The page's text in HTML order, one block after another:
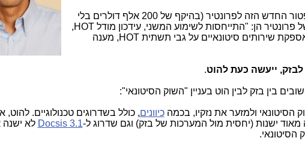
כעת נחשוף מה עומד מאחורי הפטור החדש הזה לפרונטיר (בהיקף של 200 אלף דולרים בלי
מע"מ). ובכן, המטלות החדשות של פרונטיר הן: "התייחסות לשימוע המשני, עידכון מודל HOT,
הליך שימוע משני עבור אסדרת אספקת שירותים סיטונאיים על גבי תשתית HOT, מענה
ייעשה כעת להוט.
בין בזק לבין הוט בעניין "השוק הסיטונאי":
הסיטונאי ולמזער את נזקיו, בכמהכיוונים, כולל בשדרוגים טכנולוגיים. להוט,
מאוד ישנות (יחסית מול המערכות של בזק) וגם שדרוג ל-Docsis 3.1 לא
הסיטונאי.